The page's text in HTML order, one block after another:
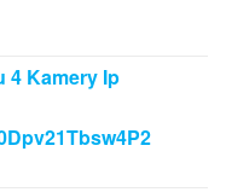
4 Kamery Ip